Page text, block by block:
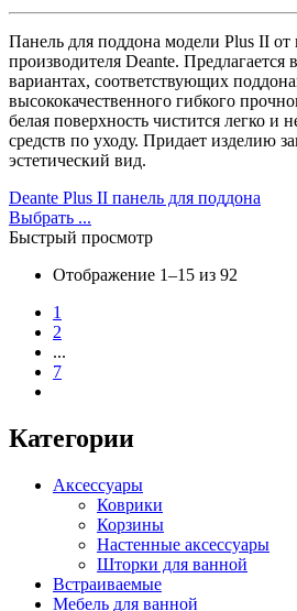
Панель для поддона модели Plus II от
производителя Deante. Предлагается
вариантах, соответствующих
высококачественного гибкого
белая поверхность чистится легко и
средств по уходу. Придает изделию
эстетический вид.
Deante Plus II панель для поддона
Выбрать ...
Быстрый просмотр
Отображение 1–15 из 92
1
2
...
7
Категории
Аксессуары
Коврики
Корзины
Настенные аксессуары
Шторки для ванной
Встраиваемые
Мебель для ванной